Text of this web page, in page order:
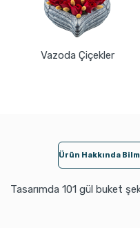
Vazoda Çiçekler
Ürün Hakkında
Tasarımda 101 gül buket